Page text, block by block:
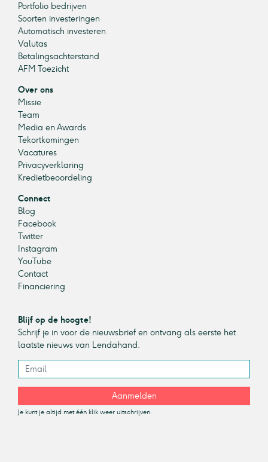
Portfolio bedrijven
Soorten investeringen
Automatisch investeren
Valutas
Betalingsachterstand
AFM Toezicht
Over ons
Missie
Team
Media en Awards
Tekortkomingen
Vacatures
Privacyverklaring
Kredietbeoordeling
Connect
Blog
Facebook
Twitter
Instagram
YouTube
Contact
Financiering
Blijf op de hoogte!
Schrijf je in voor de nieuwsbrief en ontvang als eerste het
laatste nieuws van Lendahand.
Aanmelden
Je kunt je altijd met één klik weer uitschrijven.